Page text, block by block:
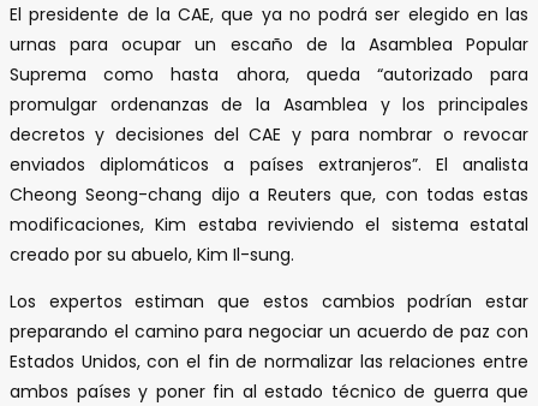
El presidente de la CAE, que ya no podrá ser elegido en las
urnas para ocupar un escaño de la Asamblea Popular
Suprema como hasta ahora, queda “autorizado para
promulgar ordenanzas de la Asamblea y los principales
decretos y decisiones del CAE y para nombrar o revocar
enviados diplomáticos a países extranjeros”. El analista
Cheong Seong-chang dijo a Reuters que, con todas estas
modificaciones, Kim estaba reviviendo el sistema estatal
creado por su abuelo, Kim Il-sung.
Los expertos estiman que estos cambios podrían estar
preparando el camino para negociar un acuerdo de paz con
Estados Unidos, con el fin de normalizar las relaciones entre
ambos países y poner fin al estado técnico de guerra que